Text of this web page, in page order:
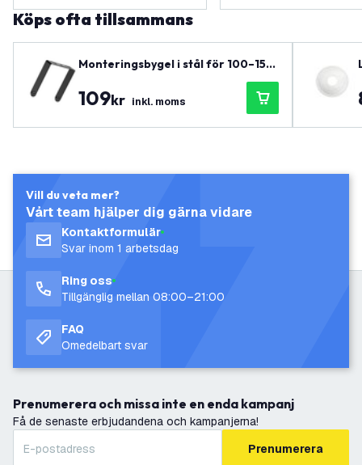
Köps ofta tillsammans
Monteringsbygel i stål för 100–150
–200W LED High Bay – Passar LV70
001 till LV70009
109kr inkl. moms
Vill du veta mer?
Vårt team hjälper dig gärna vidare
Kontaktformulär
Svar inom 1 arbetsdag
Ring oss
Tillgänglig mellan 08:00–21:00
FAQ
Omedelbart svar
Prenumerera och missa inte en enda kampanj
Få de senaste erbjudandena och kampanjerna!
Prenumerera